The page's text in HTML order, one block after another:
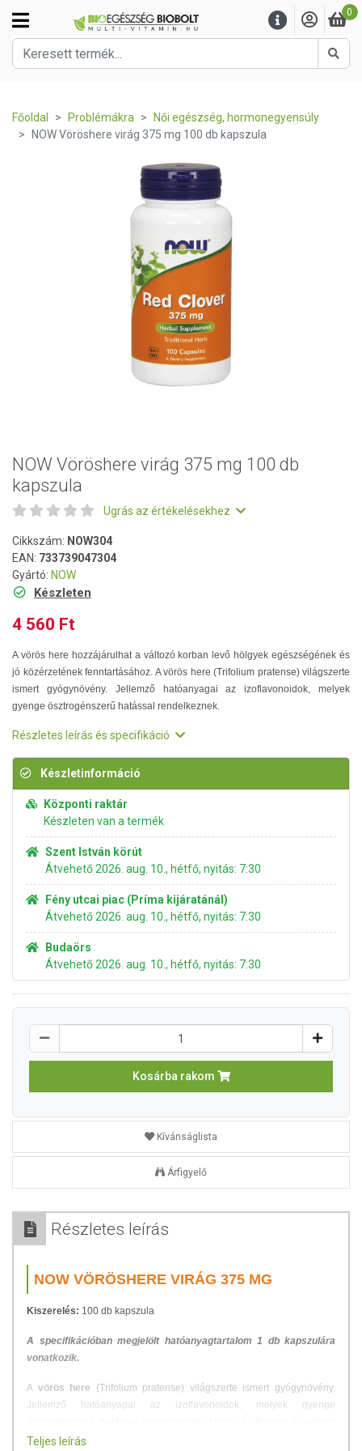
0
Főoldal Problémákra
Női egészség, hormonegyensúly
NOW Vöröshere virág 375 mg 100 db kapszula
NOW Vöröshere virág 375 mg 100 db
kapszula
Ugrás az értékelésekhez
Cikkszám: NOW304
EAN: 733739047304
Gyártó: NOW
Készleten
4 560 Ft
A vörös here hozzájárulhat a változó korban levő hölgyek egészségének és
jó közérzetének fenntartásához. A vörös here (Trifolium pratense) világszerte
ismert gyógynövény. Jellemző hatóanyagai az izoflavonoidok, melyek
gyenge ösztrogénszerű hatással rendelkeznek.
Részletes leírás és specifikáció
Készletinformáció
Központi raktár
Készleten van a termék
Szent István körút
Átvehető 2026. aug. 10., hétfő, nyitás: 7:30
Fény utcai piac (Príma kijáratánál)
Átvehető 2026. aug. 10., hétfő, nyitás: 7:30
Budaörs
Átvehető 2026. aug. 10., hétfő, nyitás: 7:30
Kosárba rakom
Kívánságlista
Árfigyelő
Részletes leírás
NOW VÖRÖSHERE VIRÁG 375 MG
Kiszerelés: 100 db kapszula
A specifikációban megjelölt hatóanyagtartalom 1 db kapszulára
vonatkozik.
A vörös here (Trifolium pratense) világszerte ismert gyógynövény.
Jellemző hatóanyagai az izoflavonoidok, melyek gyenge
korban levő hölgyek egészségének és jó közérzetének
Teljes leírás